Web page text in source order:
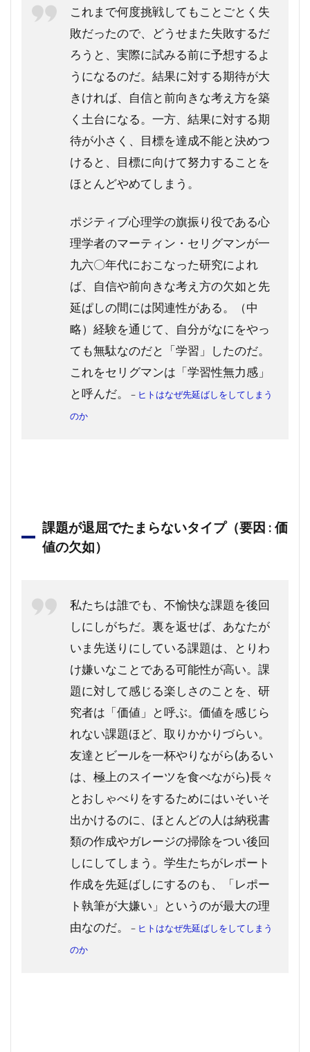
これまで何度挑戦してもことごとく失
敗だったので、どうせまた失敗するだ
ろうと、実際に試みる前に予想するよ
うになるのだ。結果に対する期待が大
きければ、自信と前向きな考え方を築
く土台になる。一方、結果に対する期
待が小さく、目標を達成不能と決めつ
けると、目標に向けて努力することを
ほとんどやめてしまう。
ポジティブ心理学の旗振り役である心
理学者のマーティン・セリグマンが一
九六〇年代におこなった研究によれ
ば、自信や前向きな考え方の欠如と先
延ぱしの間には関連性がある。（中
略）経験を通じて、自分がなにをやっ
ても無駄なのだと「学習」したのだ。
これをセリグマンは「学習性無力感」
と呼んだ。
－ ヒトはなぜ先延ばしをしてしまう
のか
課題が退屈でたまらないタイプ（要因 : 価
値の欠如）
私たちは誰でも、不愉快な課題を後回
しにしがちだ。裏を返せば、あなたが
いま先送りにしている課題は、とりわ
け嫌いなことである可能性が高い。課
題に対して感じる楽しさのことを、研
究者は「価値」と呼ぶ。価値を感じら
れない課題ほど、取りかかりづらい。
友達とビールを一杯やりながら(あるい
は、極上のスイーツを食べながら)長々
とおしゃべりをするためにはいそいそ
出かけるのに、ほとんどの人は納税書
類の作成やガレージの掃除をつい後回
しにしてしまう。学生たちがレポート
作成を先延ばしにするのも、「レポー
ト執筆が大嫌い」というのが最大の理
由なのだ。
－ ヒトはなぜ先延ばしをしてしまう
のか